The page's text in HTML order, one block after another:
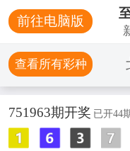
前往电脑版
查看所有彩种
751963期开奖 已开44